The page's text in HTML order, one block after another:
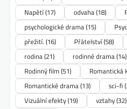
Napětí(17) odvaha(18)
psychologické drama(15)
přežití. (16) Přátelství(58)
rodina(21) rodinné drama(14)
Rodinný film (51) Romantická
Romantické drama(13) sci-fi
Vizuální efekty(19) vztahy(32)